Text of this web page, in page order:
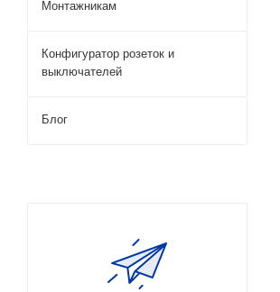
Монтажникам
Конфигуратор розеток и
выключателей
Блог